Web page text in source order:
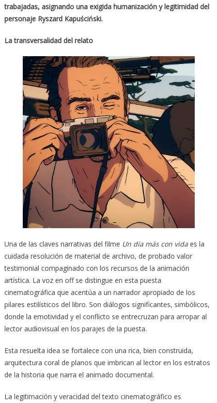
trabajadas, asignando una exigida humanización y legitimidad del
personaje Ryszard Kapuściński.
La transversalidad del relato
Una de las claves narrativas del filme Un día más con vidaes la
cuidada resolución de material de archivo, de probado valor
testimonial compaginado con los recursos de la animación
artística. La voz en off se distingue en esta puesta
cinematográfica que acentúa a un narrador apropiado de los
pilares estilísticos del libro. Son diálogos significantes, simbólicos,
donde la emotividad y el conflicto se entrecruzan para arropar al
lector audiovisual en los parajes de la puesta.
Esta resuelta idea se fortalece con una rica, bien construida,
arquitectura coral de planos que imbrican al lector en los estratos
de la historia que narra el animado documental.
La legitimación y veracidad del texto cinematográfico es